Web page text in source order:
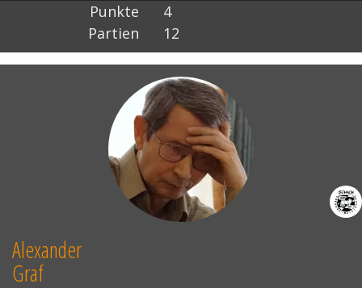
Punkte
4
Partien
12
Alexander
Graf